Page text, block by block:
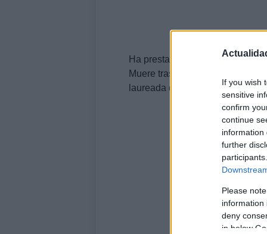
If you wish
sensitive
confirm
continue
information
further
Please
information
deny
in below
Ha prestado su voz a lo largo
Muere tras una corta batalla
laureada del personaje de DC